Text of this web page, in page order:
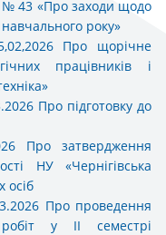
№ 43 «Про заходи щодо
року»
Про щорічне
працівників і
Про підготовку до
Про затвердження
НУ «Чернігівська
осіб
Про проведення
у ІІ семестрі